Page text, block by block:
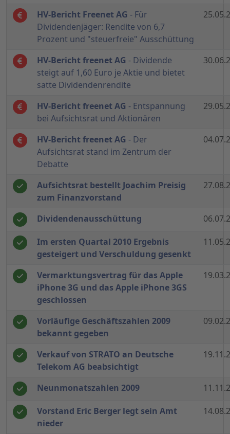
HV-Bericht Freenet AG - Für
Dividendenjäger: Rendite von 6,7
Prozent und "steuerfreie" Ausschüttung
HV-Bericht freenet AG - Dividende
steigt auf 1,60 Euro je Aktie und bietet
satte Dividendenrendite
HV-Bericht freenet AG - Entspannung
bei Aufsichtsrat und Aktionären
HV-Bericht freenet AG - Der
Aufsichtsrat stand im Zentrum der
Debatte
Aufsichtsrat bestellt Joachim Preisig
zum Finanzvorstand
Dividendenausschüttung
Im ersten Quartal 2010 Ergebnis
gesteigert und Verschuldung gesenkt
Vermarktungsvertrag für das Apple
iPhone 3G und das Apple iPhone 3GS
geschlossen
Vorläufige Geschäftszahlen 2009
bekannt gegeben
Verkauf von STRATO an Deutsche
Telekom AG beabsichtigt
Neunmonatszahlen 2009
Vorstand Eric Berger legt sein Amt
nieder